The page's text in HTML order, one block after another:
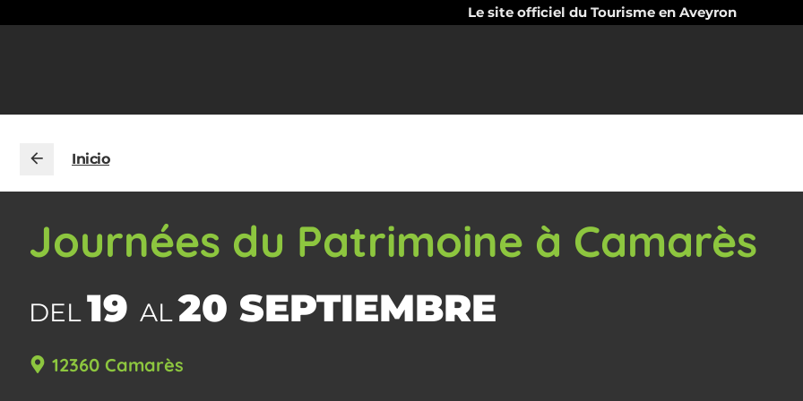
Le site officiel du Tourisme en Aveyron
Inicio
Journées du Patrimoine à Camarès
DEL19 AL20 SEPTIEMBRE
12360 Camarès